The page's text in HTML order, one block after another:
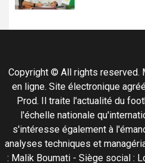
Copyright © All rights reserved.
en ligne. Site électronique
Prod. Il traite l'actualité du
l'échelle nationale
s'intéresse également à
analyses techniques et
: Malik Boumati - Siège social :